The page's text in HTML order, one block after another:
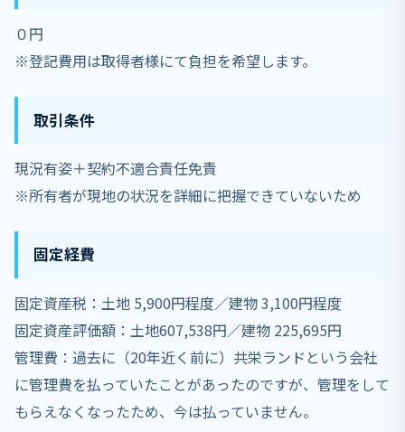
０円
※登記費用は取得者様にて負担を希望します。
取引条件
現況有姿＋契約不適合責任免責
※所有者が現地の状況を詳細に把握できていないため
固定経費
固定資産税：土地 5,900円程度／建物 3,100円程度
固定資産評価額：土地607,538円／建物 225,695円
管理費：過去に（20年近く前に）共栄ランドという会社
に管理費を払っていたことがあったのですが、管理をして
もらえなくなったため、今は払っていません。